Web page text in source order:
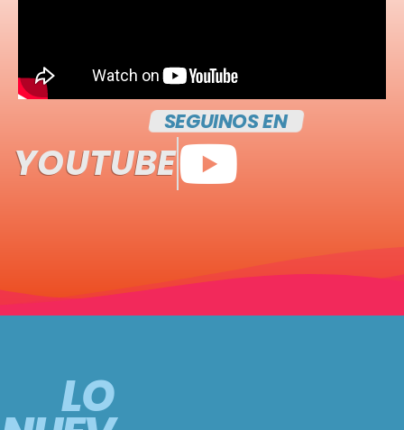
SEGUINOS EN
YOUTUBE
LO